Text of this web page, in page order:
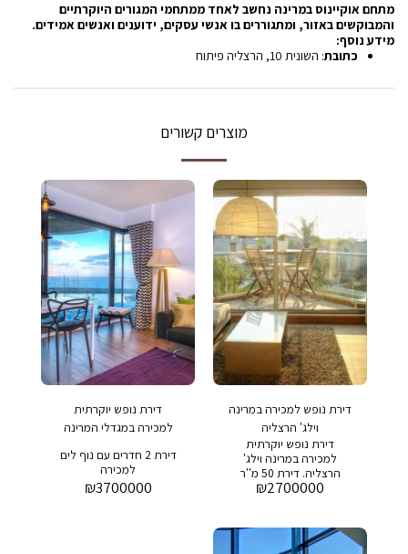
מתחם אוקיינוס במרינה נחשב לאחד ממתחמי המגורים היוקרתיים
והמבוקשים באזור, ומתגוררים בו אנשי עסקים, ידוענים ואנשים אמידים.
מידע נוסף:
כתובת: השונית 10, הרצליה פיתוח
מוצרים קשורים
דירת נופש למכירה במרינה
וילג' הרצליה
דירת נופש יוקרתית
למכירה במרינה וילג'
הרצליה. דירת 50 מ''ר
ומרפסת הצופה לגינה של
₪2700000
דירת נופש יוקרתית
למכירה במגדלי המרינה
דירת 2 חדרים עם נוף לים
למכירה
₪3700000